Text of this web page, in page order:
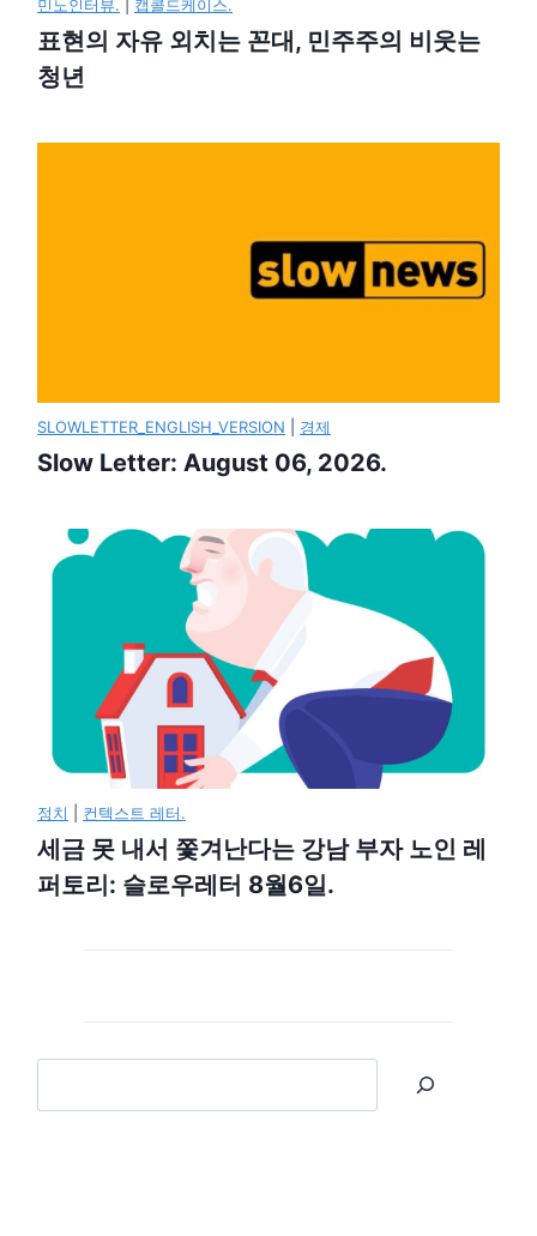
민노인터뷰. 캡콜드케이스.
표현의 자유 외치는 꼰대, 민주주의 비웃는
청년
SLOWLETTER_ENGLISH_VERSION 경제
Slow Letter: August 06, 2026.
정치 컨텍스트 레터.
세금 못 내서 쫓겨난다는 강남 부자 노인 레
퍼토리: 슬로우레터 8월6일.